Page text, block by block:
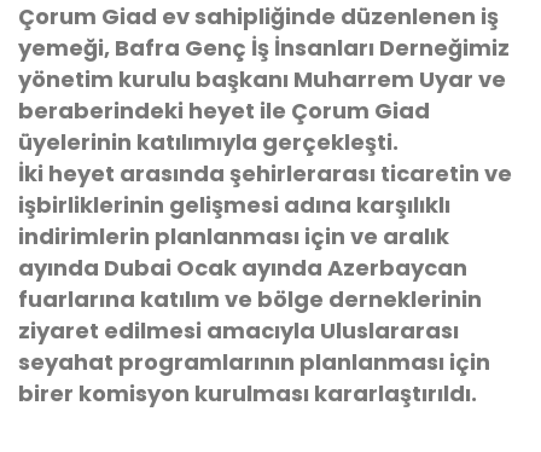
Çorum Giad ev sahipliğinde düzenlenen iş
yemeği, Bafra Genç İş İnsanları Derneğimiz
yönetim kurulu başkanı Muharrem Uyar ve
beraberindeki heyet ile Çorum Giad
üyelerinin katılımıyla gerçekleşti.
İki heyet arasında şehirlerarası ticaretin ve
işbirliklerinin gelişmesi adına karşılıklı
indirimlerin planlanması için ve aralık
ayında Dubai Ocak ayında Azerbaycan
fuarlarına katılım ve bölge derneklerinin
ziyaret edilmesi amacıyla Uluslararası
seyahat programlarının planlanması için
birer komisyon kurulması kararlaştırıldı.